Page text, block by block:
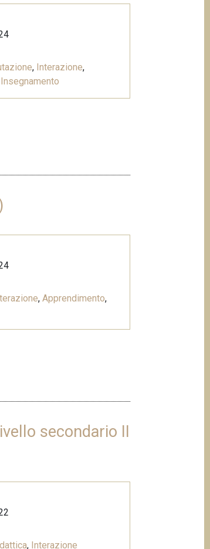
, Interazione,
Insegnamento
, Apprendimento,
secondario II
, Interazione